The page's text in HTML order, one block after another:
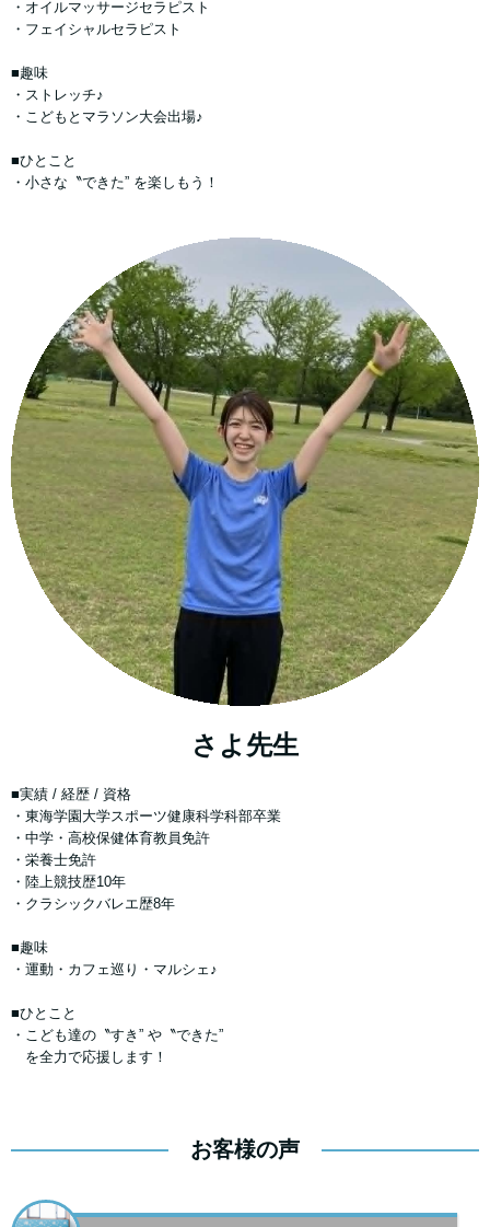
・オイルマッサージセラピスト
・フェイシャルセラピスト
■趣味
・ストレッチ♪
・こどもとマラソン大会出場♪
■ひとこと
・小さな〝できた” を楽しもう！
さよ先生
■実績 / 経歴 / 資格
・東海学園大学スポーツ健康科学科部卒業
・中学・高校保健体育教員免許
・栄養士免許
・陸上競技歴10年
・クラシックバレエ歴8年
■趣味
・運動・カフェ巡り・マルシェ♪
■ひとこと
・こども達の〝すき” や〝できた”
を全力で応援します！
お客様の声